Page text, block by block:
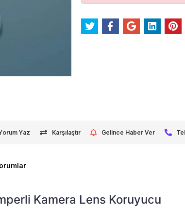
Yaz Karşılaştır Gelince Haber Ver
Kamera Lens Koruyucu